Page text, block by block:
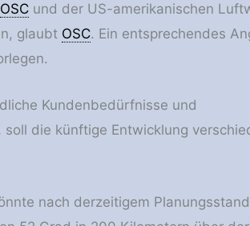
OSCund der US-amerikanischen
glaubt OSC. Ein entsprechendes
Kundenbedürfnisse und
die künftige Entwicklung
nach derzeitigem